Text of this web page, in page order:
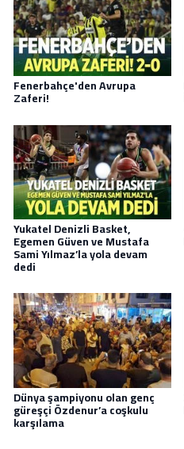
Fenerbahçe'den Avrupa
Zaferi!
Yukatel Denizli Basket,
Egemen Güven ve Mustafa
Sami Yılmaz’la yola devam
dedi
Dünya şampiyonu olan genç
güreşçi Özdenur’a coşkulu
karşılama